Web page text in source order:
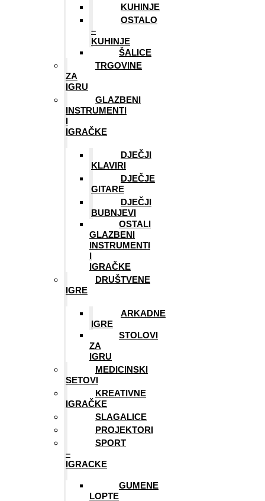
KUHINJE
OSTALO
–
KUHINJE
ŠALICE
TRGOVINE
ZA
IGRU
GLAZBENI
INSTRUMENTI
I
IGRAČKE
DJEČJI
KLAVIRI
DJEČJE
GITARE
DJEČJI
BUBNJEVI
OSTALI
GLAZBENI
INSTRUMENTI
I
IGRAČKE
DRUŠTVENE
IGRE
ARKADNE
IGRE
STOLOVI
ZA
IGRU
MEDICINSKI
SETOVI
KREATIVNE
IGRAČKE
SLAGALICE
PROJEKTORI
SPORT
–
IGRACKE
GUMENE
LOPTE